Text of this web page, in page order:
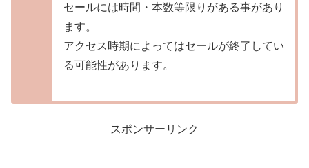
セールには時間・本数等限りがある事があり
ます。
アクセス時期によってはセールが終了してい
る可能性があります。
スポンサーリンク